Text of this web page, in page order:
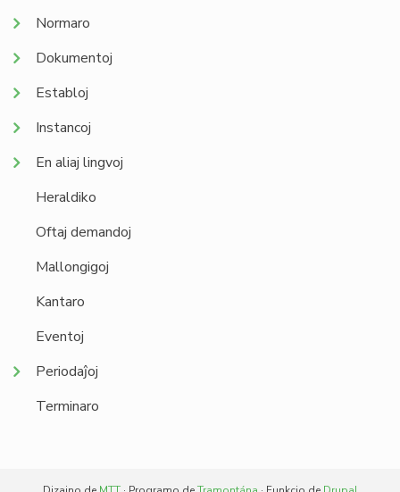
Normaro
Dokumentoj
Establoj
Instancoj
En aliaj lingvoj
Heraldiko
Oftaj demandoj
Mallongigoj
Kantaro
Eventoj
Periodaĵoj
Terminaro